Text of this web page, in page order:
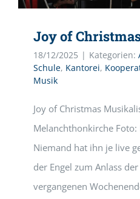
Joy of
18/12/2025 | Kategorien:
Schule, Kantorei,
Musik
Joy of Christmas
Melanchthonkirche
Niemand hat ihn je live
der Engel zum Anlass
vergangenen